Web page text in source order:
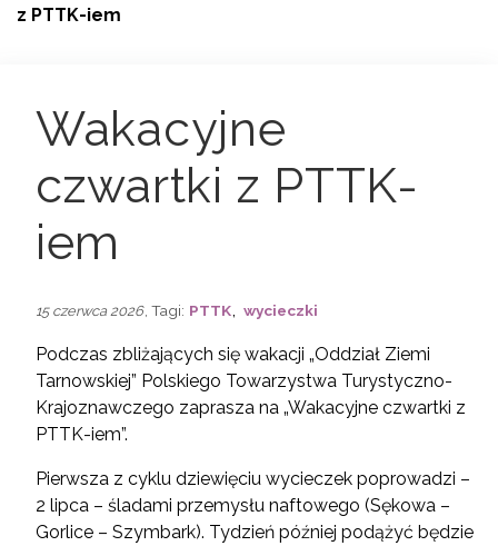
z PTTK-iem
Wakacyjne
czwartki z PTTK-
iem
15 czerwca 2026 , Tagi: PTTK wycieczki
Podczas zbliżających się wakacji „Oddział Ziemi
Tarnowskiej” Polskiego Towarzystwa Turystyczno-
Krajoznawczego zaprasza na „Wakacyjne czwartki z
PTTK-iem”.
Pierwsza z cyklu dziewięciu wycieczek poprowadzi –
2 lipca – śladami przemysłu naftowego (Sękowa –
Gorlice – Szymbark). Tydzień później podążyć będzie